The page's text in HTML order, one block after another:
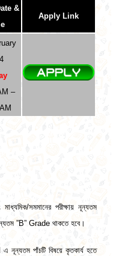
&
Apply Link
–
সমমানের পরীক্ষায় নূন্যতম
”B” Grade থাকতে হবে।
এ নূন্যতম পাঁচটি বিষয়ে কৃতকার্য হতে